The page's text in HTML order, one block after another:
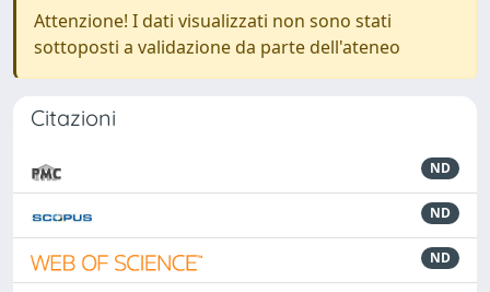
Attenzione! I dati visualizzati non sono stati
sottoposti a validazione da parte dell'ateneo
Citazioni
ND
ND
ND